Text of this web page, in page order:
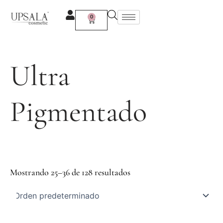
contenido
0
Carrito
Ultra
Pigmentado
Mostrando 25–36 de 128 resultados